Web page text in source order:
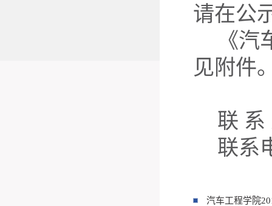
请在公
《
见附件
联 系
联系
汽车工程学院